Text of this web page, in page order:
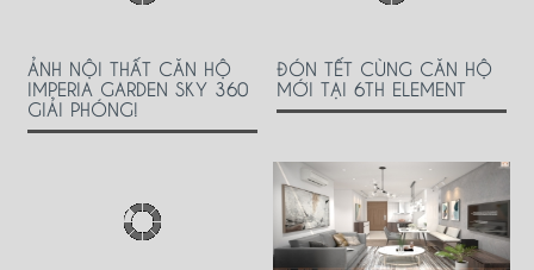
ẢNH NỘI THẤT CĂN HỘ
IMPERIA GARDEN SKY 360
GIẢI PHÓNG!
ĐÓN TẾT CÙNG CĂN HỘ
MỚI TẠI 6TH ELEMENT